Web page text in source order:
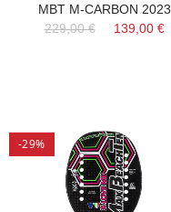
MBT M-CARBON 2023
229,00 €
139,00 €
-29%